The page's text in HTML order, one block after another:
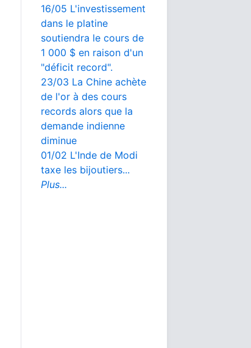
16/05 L'investissement
dans le platine
soutiendra le cours de
1 000 $ en raison d'un
"déficit record".
23/03 La Chine achète
de l'or à des cours
records alors que la
demande indienne
diminue
01/02 L'Inde de Modi
taxe les bijoutiers...
Plus...